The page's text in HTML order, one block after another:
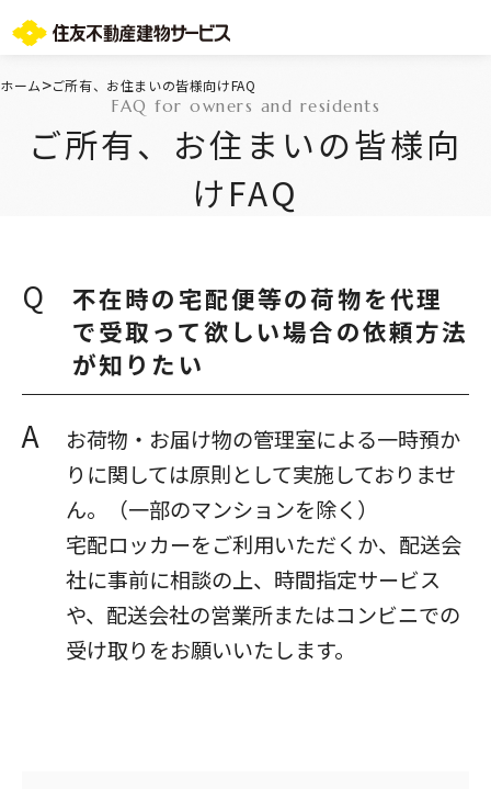
TOPページ
ご所有・お住まいの皆様
ST-マンション管理WEBサービス
よくあるご質問
お問い合わせ総合窓口
ニュースリリース/お知らせ一覧
サイトマップ
プライバシーポリシー
情報セキュリティ基本方針
一般事業主行動計画
パートナーシップ構築宣言
マルチステークホルダー方針
カスタマーハラスメントに対する基本方針
ホーム>ご所有、お住まいの皆様向けFAQ
FAQ for owners and residents
ご所有、お住まいの皆様向
けFAQ
Q
不在時の宅配便等の荷物を代理
で受取って欲しい場合の依頼方法
が知りたい
A
お荷物・お届け物の管理室による一時預か
りに関しては原則として実施しておりませ
ん。（一部のマンションを除く）
宅配ロッカーをご利用いただくか、配送会
社に事前に相談の上、時間指定サービス
や、配送会社の営業所またはコンビニでの
受け取りをお願いいたします。